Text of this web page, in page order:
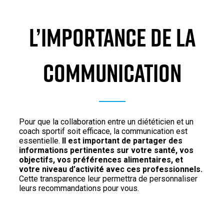
L’IMPORTANCE DE LA
COMMUNICATION
Pour que la collaboration entre un diététicien et un
coach sportif soit efficace, la communication est
essentielle. Il est important de partager des
informations pertinentes sur votre santé, vos
objectifs, vos préférences alimentaires, et
votre niveau d’activité avec ces professionnels.
Cette transparence leur permettra de personnaliser
leurs recommandations pour vous.